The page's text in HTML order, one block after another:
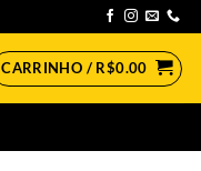
CARRINHO / R$0.00